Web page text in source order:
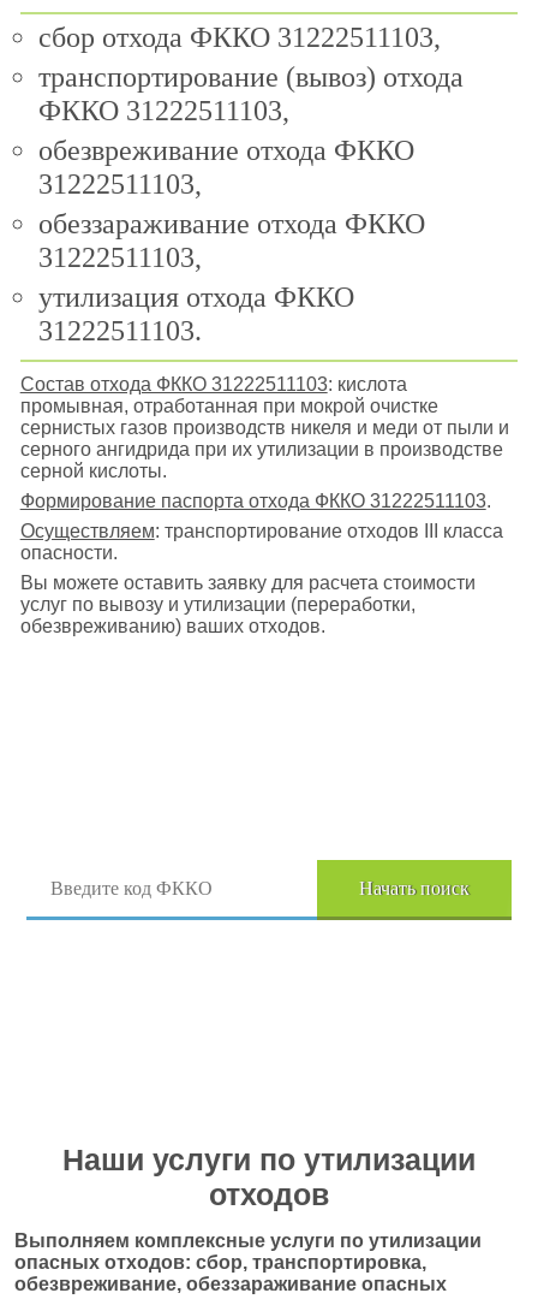
сбор отхода ФККО 31222511103,
транспортирование (вывоз) отхода
ФККО 31222511103,
обезвреживание отхода ФККО
31222511103,
обеззараживание отхода ФККО
31222511103,
утилизация отхода ФККО
31222511103.
Состав отхода ФККО 31222511103: кислота
промывная, отработанная при мокрой очистке
сернистых газов производств никеля и меди от пыли и
серного ангидрида при их утилизации в производстве
серной кислоты.
Формирование паспорта отхода ФККО 31222511103.
Осуществляем: транспортирование отходов III класса
опасности.
Вы можете оставить заявку для расчета стоимости
услуг по вывозу и утилизации (переработки,
обезвреживанию) ваших отходов.
Начать поиск
Наши услуги по утилизации
отходов
Выполняем комплексные услуги по утилизации
опасных отходов: сбор, транспортировка,
обезвреживание, обеззараживание опасных